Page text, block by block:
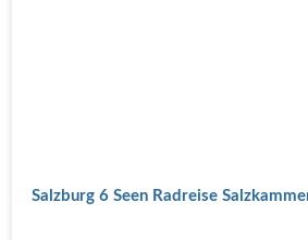
Salzburg 6 Seen Radreise